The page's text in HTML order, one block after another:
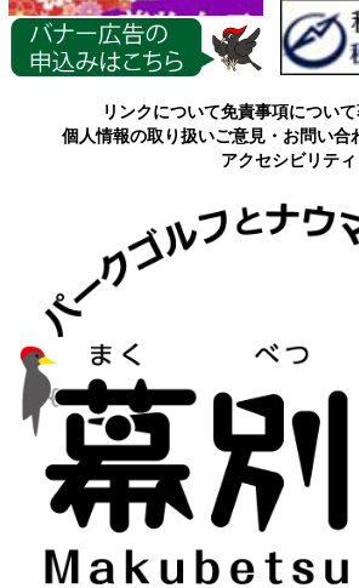
各種情報
リンクについて免責事項について
個人情報の取り扱いご意見・お問い合
アクセシビリティ